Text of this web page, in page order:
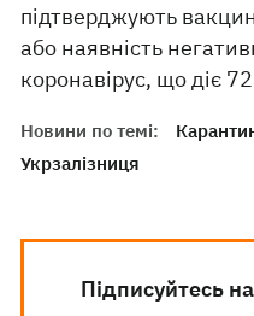
підтверджують
або наявність
коронавірус, що діє
Новини по темі:
Укрзалізниця
Підписуйтесь